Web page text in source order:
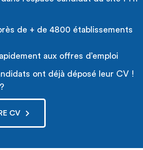
de + de 4800 établissements
aux offres d’emploi
ont déjà déposé leur CV !
CV